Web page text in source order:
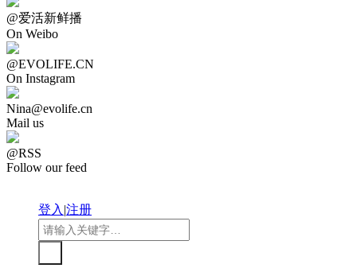
@爱活新鲜播
On Weibo
@EVOLIFE.CN
On Instagram
Nina@evolife.cn
Mail us
@RSS
Follow our feed
登入|注册